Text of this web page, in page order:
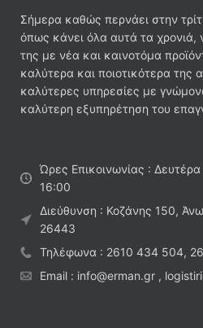
Σήμερα καθώς περνάει στην
όπως κάνει όλα αυτά τα χρονιά,
της με νέα και καινοτόμα
καλύτερα και ποιοτικότερα της
καλύτερες υπηρεσίες με
καλύτερη εξυπηρέτηση του
Ώρες Επικοινωνίας :
16:00
Διεύθυνση : Κοζάνης 150,
26443
Τηλέφωνα : 2610 434 504,
Email : info@erman.gr ,